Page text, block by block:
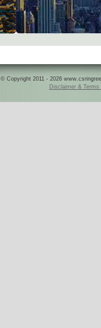
© Copyright 2011 - 2026
Disclaimer & Terms